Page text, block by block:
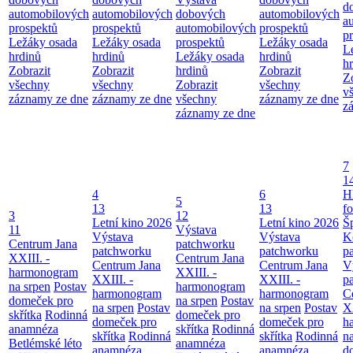
automobilových
prospektů
Ležáky osada
hrdinů
Zobrazit
všechny
záznamy ze dne
automobilových
prospektů
Ležáky osada
hrdinů
Zobrazit
všechny
záznamy ze dne
dobových
automobilových
prospektů
Ležáky osada
hrdinů
Zobrazit
všechny
záznamy ze dne
automobilových
prospektů
Ležáky osada
hrdinů
Zobrazit
všechny
záznamy ze dne
3
11
Centrum Jana
XXIII. -
harmonogram
na srpen Postav
domeček pro
skřítka Rodinná
anamnéza
Betlémské léto
4
13
Letní kino 2026
Výstava
patchworku
Centrum Jana
XXIII. -
harmonogram
na srpen Postav
domeček pro
skřítka Rodinná
5
12
Výstava
patchworku
Centrum Jana
XXIII. -
harmonogram
na srpen Postav
domeček pro
skřítka Rodinná
anamnéza
6
13
Letní kino 2026
Výstava
patchworku
Centrum Jana
XXIII. -
harmonogram
na srpen Postav
domeček pro
skřítka Rodinná
7